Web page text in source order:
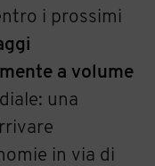
i prossimi
a volume
una
in via di